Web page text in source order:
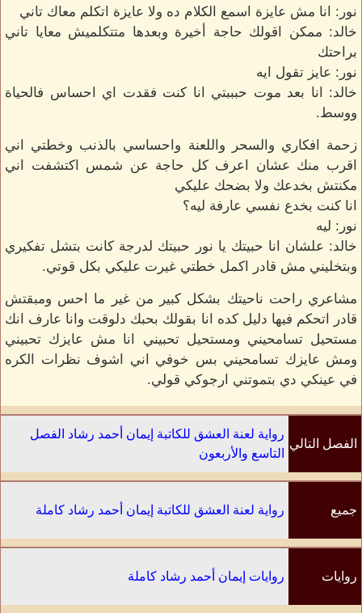
نور: انا مش عايزة اسمع الكلام ده ولا عايزة اتكلم معاك تاني
خالد: ممكن اقولك حاجة أخيرة وبعدها متتكلميش معايا تاني
براحتك
نور: عايز تقول ايه
خالد: انا بعد موت حبببتي انا كنت فقدت اي احساس فالحياة
ووسط.
زحمة افكاري والسحر واللعنة واحساسي بالذنب وخطتي اني
اقرب منك عشان اعرف كل حاجة عن شمس اكتشفت اني
مكنتش بخدعك ولا بضحك عليكي
انا كنت بخدع نفسي عارفة ليه؟
نور: ليه
خالد: علشان انا حبيتك يا نور حبيتك لدرجة كانت بتشل تفكيري
وبتخليني مش قادر اكمل خطتي غيرت عليكي بكل قوتي.
مشاعري راحت ناحيتك بشكل كبير من غير ما احس ومبقتش
قادر اتحكم فيها دليل كده انا بقولك بحبك دلوقت وانا عارف انك
مستحيل تسامحيني ومستحيل تحبيني انا مش عايزك تحبيني
ومش عايزك تسامحيني بس خوفي اني اشوف نظرات الكره
في عينكي دي بتموتني ارجوكي قولي.
الفصل التالي
رواية لعنة العشق للكاتبة إيمان أحمد رشاد الفصل
التاسع والأربعون
جميع رواية لعنة العشق للكاتبة إيمان أحمد رشاد كاملة
روايات روايات إيمان أحمد رشاد كاملة